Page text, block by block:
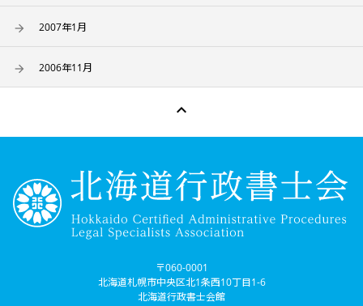
2007年1月
2006年11月

〒060-0001
北海道札幌市中央区北1条西10丁目1-6
北海道行政書士会館